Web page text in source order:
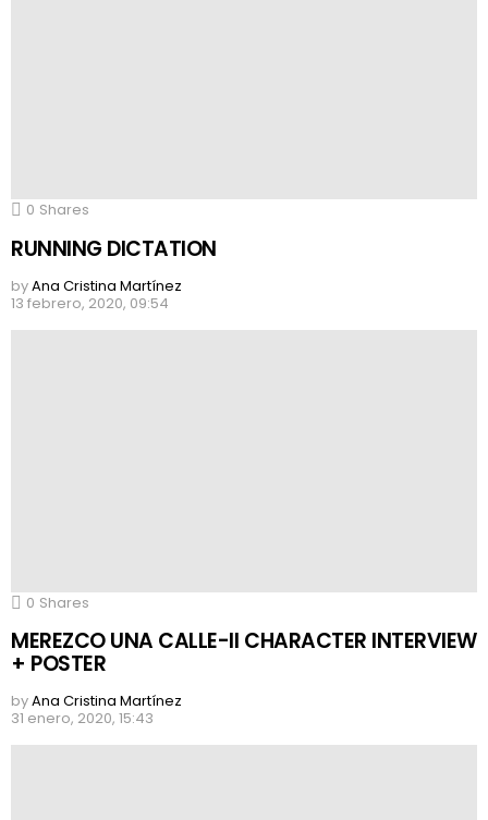
0 Shares
RUNNING DICTATION
byAna Cristina Martínez
13 febrero, 2020, 09:54
0 Shares
MEREZCO UNA CALLE-II CHARACTER INTERVIEW
+ POSTER
byAna Cristina Martínez
31 enero, 2020, 15:43